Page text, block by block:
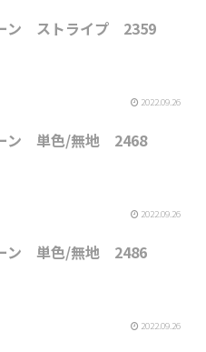
ン ストライプ 2359
2022.09.26
ン 単色/無地 2468
2022.09.26
ン 単色/無地 2486
2022.09.26